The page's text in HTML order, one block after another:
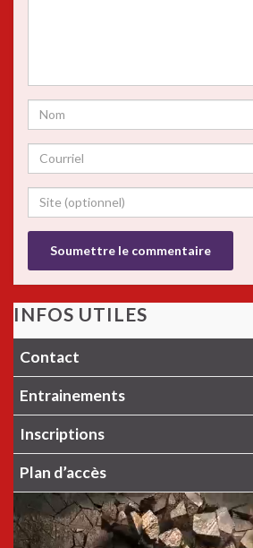
INFOS UTILES
Contact
Entrainements
Inscriptions
Plan d’accès